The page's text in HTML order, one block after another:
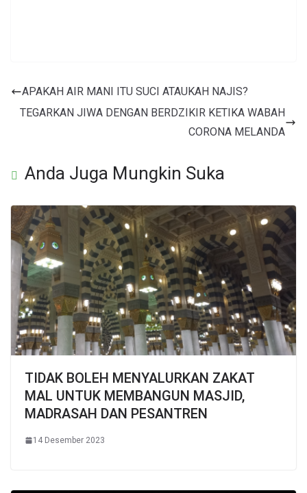
APAKAH AIR MANI ITU SUCI ATAUKAH NAJIS?
TEGARKAN JIWA DENGAN BERDZIKIR KETIKA WABAH
CORONA MELANDA
Anda Juga Mungkin Suka
TIDAK BOLEH MENYALURKAN ZAKAT
MAL UNTUK MEMBANGUN MASJID,
MADRASAH DAN PESANTREN
14 Desember 2023